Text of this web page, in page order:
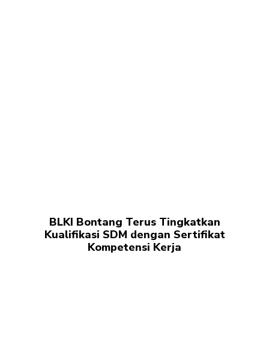
BLKI Bontang Terus Tingkatkan
Kualifikasi SDM dengan Sertifikat
Kompetensi Kerja